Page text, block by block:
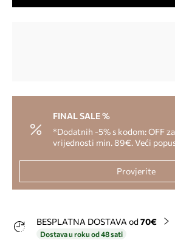
FINAL SALE %
*Dodatnih -5% s kodom: OFF
vrijednosti min. 89€. Veći
Provjerite
BESPLATNA DOSTAVA od 70€
Dostava u roku od 48 sati